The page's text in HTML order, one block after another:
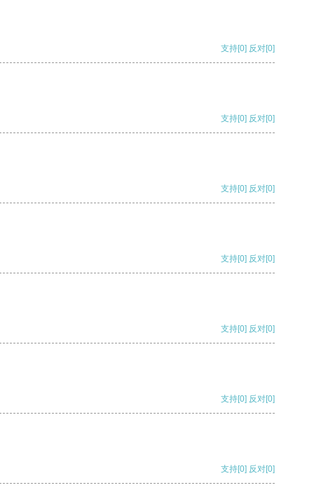
支持[0] 反对[0]
支持[0] 反对[0]
支持[0] 反对[0]
支持[0] 反对[0]
支持[0] 反对[0]
支持[0] 反对[0]
支持[0] 反对[0]